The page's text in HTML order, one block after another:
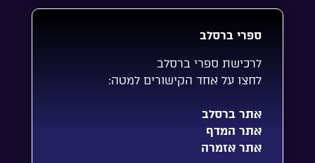
ספרי ברסלב
לרכישת ספרי ברסלב
לחצו על אחד הקישורים למטה:
אתר ברסלב
אתר המדף
אתר אזמרה